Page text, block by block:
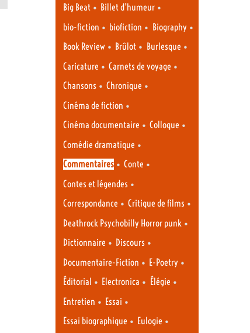
Big Beat • Billet d’humeur •
bio-fiction • biofiction • Biography •
Book Review • Brûlot • Burlesque •
Caricature • Carnets de voyage •
Chansons • Chronique •
Cinéma de fiction •
Cinéma documentaire • Colloque •
Comédie dramatique •
Commentaires • Conte •
Contes et légendes •
Correspondance • Critique de films •
Deathrock Psychobilly Horror punk •
Dictionnaire • Discours •
Documentaire-Fiction • E-Poetry •
Éditorial • Electronica • Élégie •
Entretien • Essai •
Essai biographique • Eulogie •